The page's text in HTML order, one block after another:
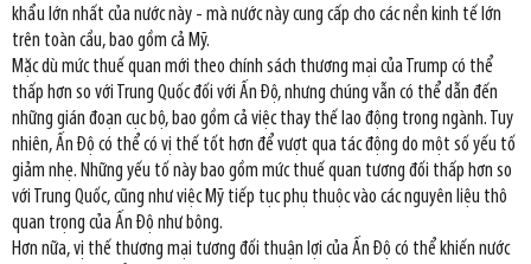
khẩu lớn nhất của nước này - mà nước này cung cấp cho các nền kinh tế lớn
trên toàn cầu, bao gồm cả Mỹ.
Mặc dù mức thuế quan mới theo chính sách thương mại của Trump có thể
thấp hơn so với Trung Quốc đối với Ấn Độ, nhưng chúng vẫn có thể dẫn đến
những gián đoạn cục bộ, bao gồm cả việc thay thế lao động trong ngành. Tuy
nhiên, Ấn Độ có thể có vị thế tốt hơn để vượt qua tác động do một số yếu tố
giảm nhẹ. Những yếu tố này bao gồm mức thuế quan tương đối thấp hơn so
với Trung Quốc, cũng như việc Mỹ tiếp tục phụ thuộc vào các nguyên liệu thô
quan trọng của Ấn Độ như bông.
Hơn nữa, vị thế thương mại tương đối thuận lợi của Ấn Độ có thể khiến nước